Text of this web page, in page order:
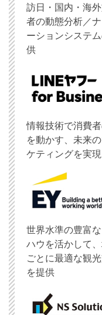
訪日・国内・海
者の動態分析／
ーションシステ
供
情報技術で消費
を動かす、未来
ケティングを実現
世界水準の豊富
ハウを活かして
ごとに最適な観
を提供